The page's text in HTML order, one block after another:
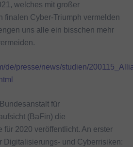
welches mit großer
finalen Cyber-Triumph vermelden
uns alle ein bisschen mehr
de/presse/news/studien/
für
(BaFin) die
für 2020 veröffentlicht. An erster
Digitalisierungs- und Cyberrisiken: